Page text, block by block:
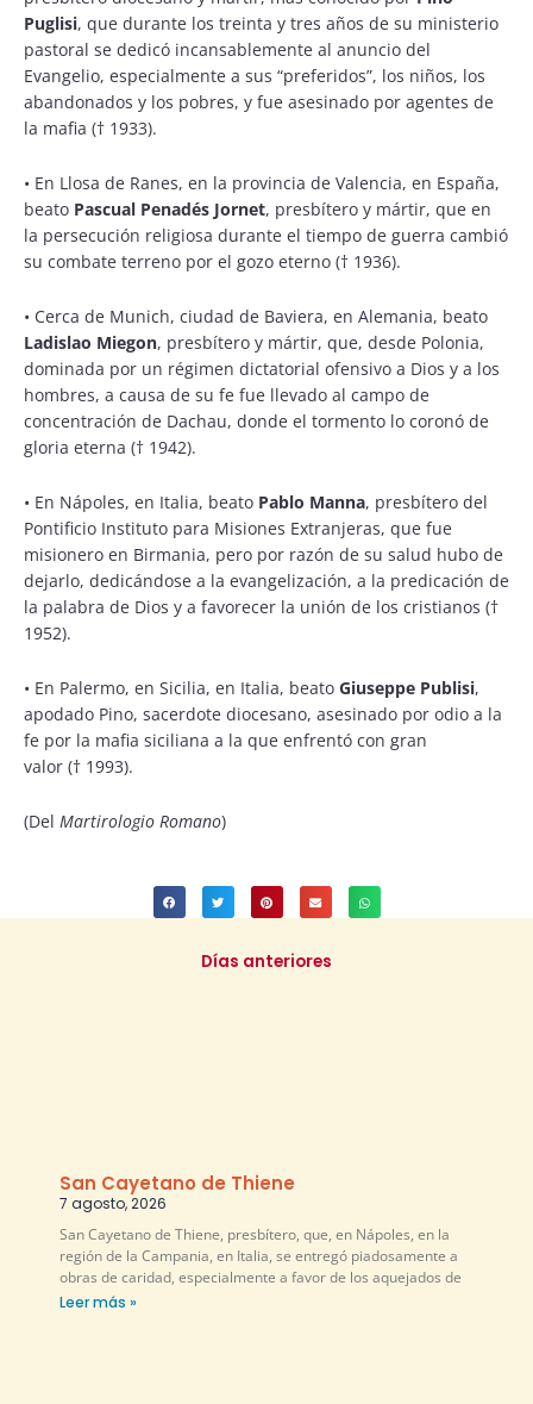
Puglisi, que durante los treinta y tres años de su ministerio
pastoral se dedicó incansablemente al anuncio del
Evangelio, especialmente a sus “preferidos”, los niños, los
abandonados y los pobres, y fue asesinado por agentes de
la mafia († 1933).
• En Llosa de Ranes, en la provincia de Valencia, en España,
beato Pascual Penadés Jornet, presbítero y mártir, que en
la persecución religiosa durante el tiempo de guerra cambió
su combate terreno por el gozo eterno († 1936).
• Cerca de Munich, ciudad de Baviera, en Alemania, beato
Ladislao Miegon, presbítero y mártir, que, desde Polonia,
dominada por un régimen dictatorial ofensivo a Dios y a los
hombres, a causa de su fe fue llevado al campo de
concentración de Dachau, donde el tormento lo coronó de
gloria eterna († 1942).
• En Nápoles, en Italia, beato Pablo Manna, presbítero del
Pontificio Instituto para Misiones Extranjeras, que fue
misionero en Birmania, pero por razón de su salud hubo de
dejarlo, dedicándose a la evangelización, a la predicación de
la palabra de Dios y a favorecer la unión de los cristianos (†
1952).
• En Palermo, en Sicilia, en Italia, beato Giuseppe Publisi,
apodado Pino, sacerdote diocesano, asesinado por odio a la
fe por la mafia siciliana a la que enfrentó con gran
valor († 1993).
(Del Martirologio Romano)
Días anteriores
San Cayetano de Thiene
7 agosto, 2026
San Cayetano de Thiene, presbítero, que, en Nápoles, en la
región de la Campania, en Italia, se entregó piadosamente a
obras de caridad, especialmente a favor de los aquejados de
Leer más »